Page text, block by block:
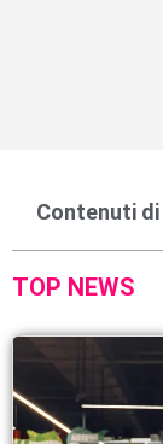
Contenuti
TOP NEWS